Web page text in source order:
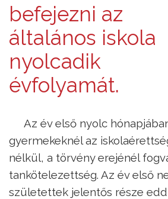
befejezni az
általános iskola
nyolcadik
évfolyamát.
Az év első nyolc
gyermekeknél az
nélkül, a törvény erejénél
tankötelezettség. Az év első
születettek jelentős része